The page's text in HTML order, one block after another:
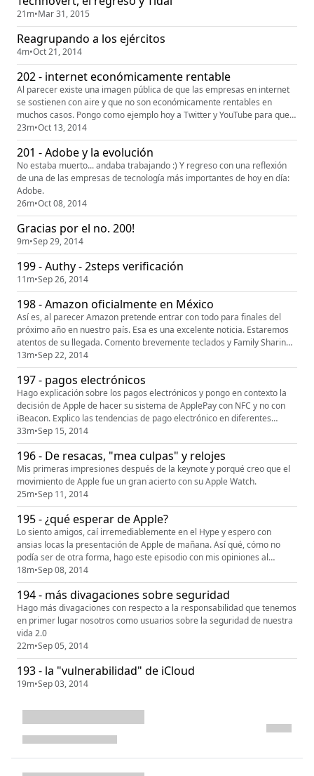
21m•Mar 31, 2015
Reagrupando a los ejércitos
4m•Oct 21, 2014
202 - internet económicamente rentable
Al parecer existe una imagen pública de que las empresas en internet
se sostienen con aire y que no son económicamente rentables en
muchos casos. Pongo como ejemplo hoy a Twitter y YouTube para que
vean las cantidades inimaginables de dinero que controlan estas
empresas. Espero sus comentarios en velvor@technovert.com.mx
23m•Oct 13, 2014
201 - Adobe y la evolución
No estaba muerto... andaba trabajando :) Y regreso con una reflexión
de una de las empresas de tecnología más importantes de hoy en día:
Adobe.
26m•Oct 08, 2014
Gracias por el no. 200!
9m•Sep 29, 2014
199 - Authy - 2steps verificación
11m•Sep 26, 2014
198 - Amazon oficialmente en México
Así es, al parecer Amazon pretende entrar con todo para finales del
próximo año en nuestro país. Esa es una excelente noticia. Estaremos
atentos de su llegada. Comento brevemente teclados y Family Sharing
en iOS8.
13m•Sep 22, 2014
197 - pagos electrónicos
Hago explicación sobre los pagos electrónicos y pongo en contexto la
decisión de Apple de hacer su sistema de ApplePay con NFC y no con
iBeacon. Explico las tendencias de pago electrónico en diferentes
partes del mundo y como en América Latina y México este contexto
electrónico y su adopción puede hacer que la implementación de pagos
por celular se retrase. El episodio es largo, pero creo que ...
33m•Sep 15, 2014
196 - De resacas, "mea culpas" y relojes
Mis primeras impresiones después de la keynote y porqué creo que el
movimiento de Apple fue un gran acierto con su Apple Watch.
25m•Sep 11, 2014
195 - ¿qué esperar de Apple?
Lo siento amigos, caí irremediablemente en el Hype y espero con
ansias locas la presentación de Apple de mañana. Así qué, cómo no
podía ser de otra forma, hago este episodio con mis opiniones al
respecto. Nos vemos mañana en un Hangouts que @karlegas y un
servidor co-hostearemos para que todos nos acompañen y vivamos
juntos la presentación.
18m•Sep 08, 2014
194 - más divagaciones sobre seguridad
Hago más divagaciones con respecto a la responsabilidad que tenemos
en primer lugar nosotros como usuarios sobre la seguridad de nuestra
vida 2.0
22m•Sep 05, 2014
193 - la "vulnerabilidad" de iCloud
19m•Sep 03, 2014